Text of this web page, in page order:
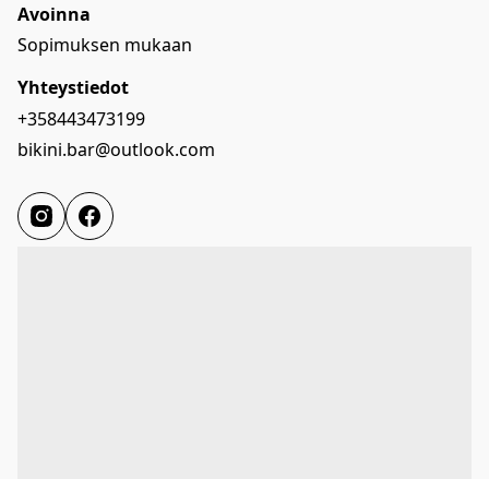
Avoinna
Sopimuksen mukaan
Yhteystiedot
+358443473199
bikini.bar@outlook.com